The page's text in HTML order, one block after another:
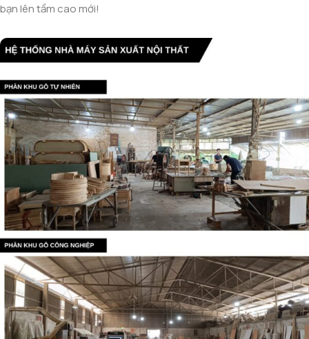
bạn lên tầm cao mới!